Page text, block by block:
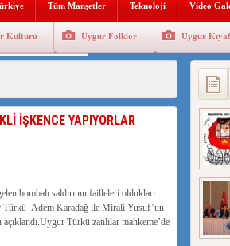
BAŞKANI’NA TEPKİLER SÜRÜYOR
GARİP SANSÜR VE HADSIZ İHTAR
ÇOCUĞU AİLELERİNDEN KOPARDI
Tüm Manşetler Teknoloji Video
Kültürü Uygur Folklor Uygur
İŞKENCE YAPIYORLAR
bombalı saldırının failleleri oldukları
Türkü Adem Karadağ ile Mirali Yusuf’un
Türkü zanlılar mahkeme’de